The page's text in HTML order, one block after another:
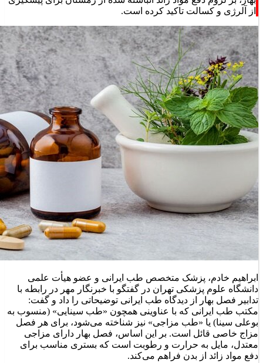
ابراهیم خادم، پزشک متخصص طب ایرانی و عضو هیأت علمی
تدابیر فصل بهار از دیدگاه طب ایرانی توضیحاتی را داد و گفت:
مکتب طب ایرانی که با عناوینی همچون «طب سینایی» (منسوب به
بوعلی سینا) یا «طب مزاجی» نیز شناخته می‌شود، برای هر فصل
مزاج خاصی قائل است. بر این اساس، فصل بهار دارای مزاجی
معتدل، مایل به حرارت و رطوبت است که بستری مناسب برای
دفع مواد زائد از بدن فراهم می‌کند.
پیشگیری از آلرژی با پاکسازی بدن